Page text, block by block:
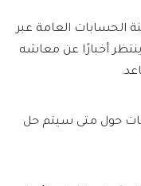
الحسابات العامة عبر
ينتظر أخبارًا عن معاشه
حول متى سيتم حل